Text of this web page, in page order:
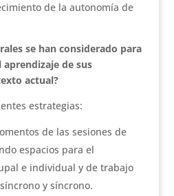
de la autonomía de
se han considerado para
de sus
actual?
estrategias:
de las sesiones de
espacios para el
e individual y de trabajo
y síncrono.